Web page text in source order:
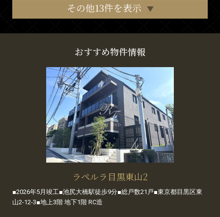
その他13件を表示
おすすめ物件情報
ラペルラ目黒東山2
■2026年5月竣工■池尻大橋駅徒歩9分■総戸数21戸■東京都目黒区東
山2-12-3■地上3階 地下1階 RC造